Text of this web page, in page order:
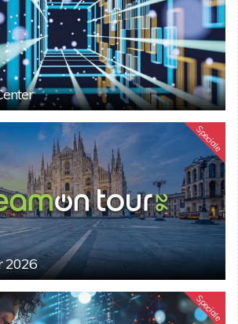
Speciale
2026
Speciale